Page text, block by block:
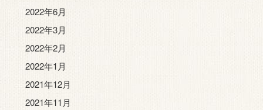
2022年6月
2022年3月
2022年2月
2022年1月
2021年12月
2021年11月